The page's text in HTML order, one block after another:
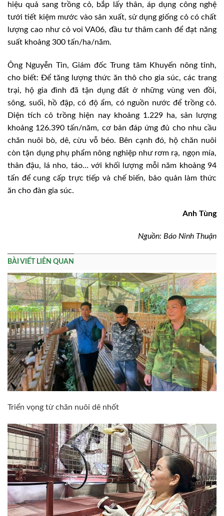
hiệu quả sang trồng cỏ, bắp lấy thân, áp dụng công nghệ
tưới tiết kiệm mước vào sản xuất, sử dụng giống cỏ có chất
lượng cao như cỏ voi VA06, đầu tư thâm canh để đạt năng
suất khoảng 300 tấn/ha/năm.
Ông Nguyễn Tin, Giám đốc Trung tâm Khuyến nông tỉnh,
cho biết: Để tăng lượng thức ăn thô cho gia súc, các trang
trại, hộ gia đình đã tận dụng đất ở những vùng ven đồi,
sông, suối, hồ đập, có độ ẩm, có nguồn nước để trồng cỏ.
Diện tích cỏ trồng hiện nay khoảng 1.229 ha, sản lượng
khoảng 126.390 tấn/năm, cơ bản đáp ứng đủ cho nhu cầu
chăn nuôi bò, dê, cừu vỗ béo. Bên cạnh đó, hộ chăn nuôi
còn tận dụng phụ phẩm nông nghiệp như rơm rạ, ngọn mía,
thân đậu, lá nho, táo… với khối lượng mỗi năm khoảng 94
tấn để cung cấp trực tiếp và chế biến, bảo quản làm thức
ăn cho đàn gia súc.
Anh Tùng
Nguồn: Báo Ninh Thuận
BÀI VIẾT LIÊN QUAN
Triển vọng từ chăn nuôi dê nhốt